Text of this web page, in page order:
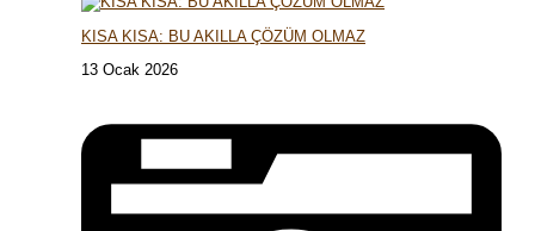
KISA KISA: BU AKILLA ÇÖZÜM OLMAZ
13 Ocak 2026